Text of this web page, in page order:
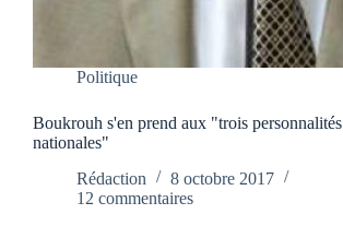
Politique
Boukrouh s'en prend aux "trois personnalités
nationales"
Rédaction
8 octobre 2017
12 commentaires